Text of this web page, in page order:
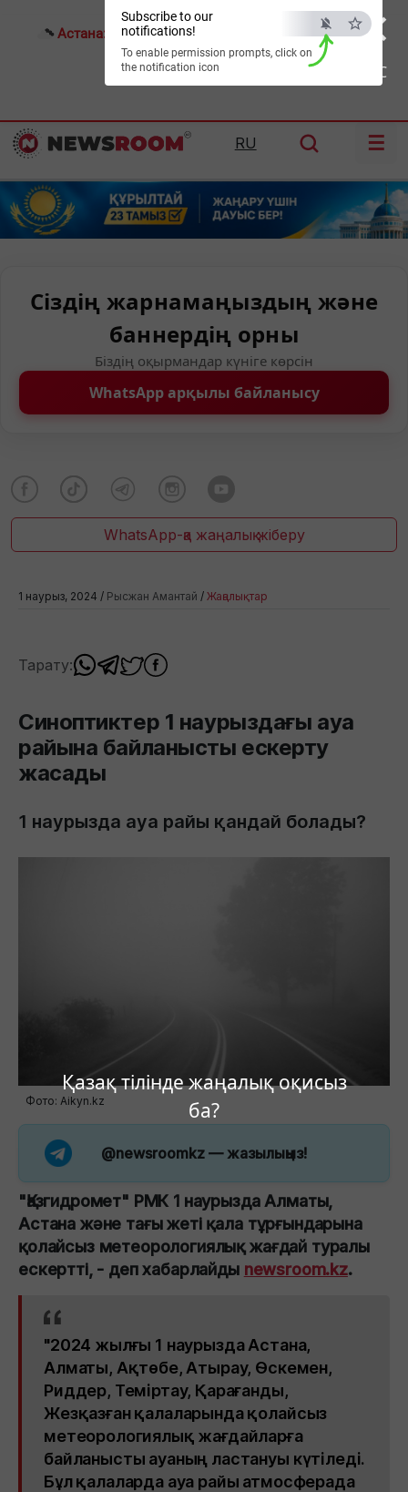
×
ESC
Қазақ тілінде жаңалық оқисыз
ба?
Subscribe to our
notifications!
To enable permission prompts, click on
the notification icon
Астана: 23°C Алматы: Шымкент:33°C
RU ☰
Сіздің жарнамаңыздың және
баннердің орны
Біздің оқырмандар күніге көрсін
WhatsApp арқылы байланысу
WhatsApp-қа жаңалық жіберу
1 наурыз, 2024 / Рысжан Амантай / Жаңалықтар
Тарату:
Синоптиктер 1 наурыздағы ауа
райына байланысты ескерту
жасады
1 наурызда ауа райы қандай болады?
Фото: Aikyn.kz
@newsroomkz — жазылыңыз!
"Қазгидромет" РМК 1 наурызда Алматы,
Астана және тағы жеті қала тұрғындарына
қолайсыз метеорологиялық жағдай туралы
ескертті, - деп хабарлайды newsroom.kz.
"2024 жылғы 1 наурыздаАстана,
Алматы, Ақтөбе, Атырау, Өскемен,
Риддер, Теміртау, Қарағанды,
Жезқазғанқалаларында қолайсыз
метеорологиялық жағдайларға
байланысты ауаның ластануы күтіледі.
Бұл қалаларда ауа райы атмосферада